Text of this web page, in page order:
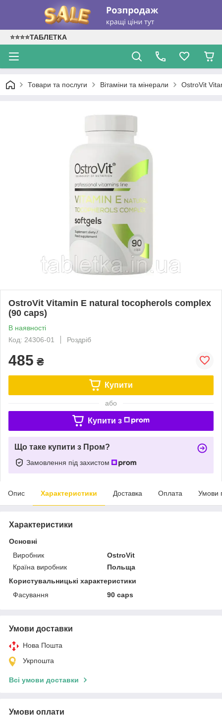
⭐⭐⭐⭐ТАБЛЕТКА
Товари та послуги Вітаміни та мінерали OstroVit
OstroVit Vitamin E natural tocopherols complex
(90 caps)
В наявності
Код: 24306-01
Роздріб
485 ₴
Купити
або
Купити з
Що таке купити з Пром?
Замовлення під захистом
Опис Характеристики Доставка Оплата Умови
Характеристики
Основні
Виробник
OstroVit
Країна виробник
Польща
Користувальницькі характеристики
Фасування
90 caps
Умови доставки
Нова Пошта
Укрпошта
Всі умови доставки
Умови оплати